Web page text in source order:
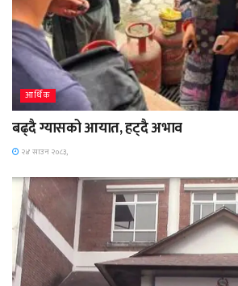
आर्थिक
बढ्दै ग्यासको आयात, हट्दै अभाव
२४ साउन २०८३,